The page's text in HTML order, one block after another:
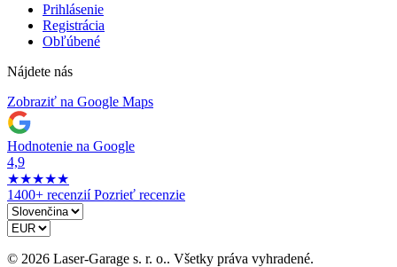
Prihlásenie
Registrácia
Obľúbené
Nájdete nás
Zobraziť na Google Maps
Hodnotenie na Google
4,9
★★★★★
1400+ recenzií Pozrieť recenzie
© 2026 Laser-Garage s. r. o.. Všetky práva vyhradené.